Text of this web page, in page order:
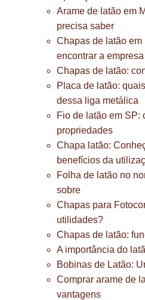
Arame de latão em
precisa saber
Chapas de latão
encontrar a
Chapas de latão:
Placa de latão:
dessa liga metálica
Fio de latão em SP:
propriedades
Chapa latão:
benefícios da
Folha de latão no
sobre
Chapas para
utilidades?
Chapas de latão:
A importância do
Bobinas de Latão:
Comprar arame de
vantagens